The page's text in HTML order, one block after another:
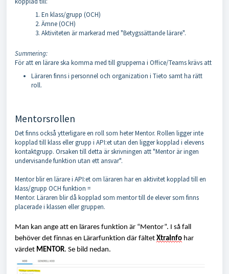
En klass/grupp (OCH)
Ämne (OCH)
Aktiviteten är markerad med "Betygssättande lärare".
Summering:
För att en lärare ska komma med till grupperna i Office/Teams krävs att
Läraren finns i personnel och organization i Tieto samt ha rätt
roll.
Mentorsrollen
Det finns också ytterligare en roll som heter Mentor. Rollen ligger inte
kopplad till klass eller grupp i API:et utan den ligger kopplad i elevens
kontaktgrupp. Orsaken till detta är skrivningen att "Mentor är ingen
undervisande funktion utan ett ansvar".
Mentor blir en lärare i API:et om läraren har en aktivitet kopplad till en
klass/grupp OCH funktion =
Mentor. Läraren blir då kopplad som mentor till de elever som finns
placerade i klassen eller gruppen.
Man kan ange att en lärares funktion är “Mentor”. I så fall
behöver det finnas en Lärarfunktion där fältet XtraInfo har
värdet MENTOR. Se bild nedan.